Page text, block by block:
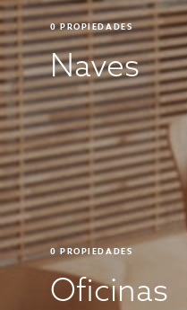
0PROPIEDADES
Naves
0 PROPIEDADES
Oficinas